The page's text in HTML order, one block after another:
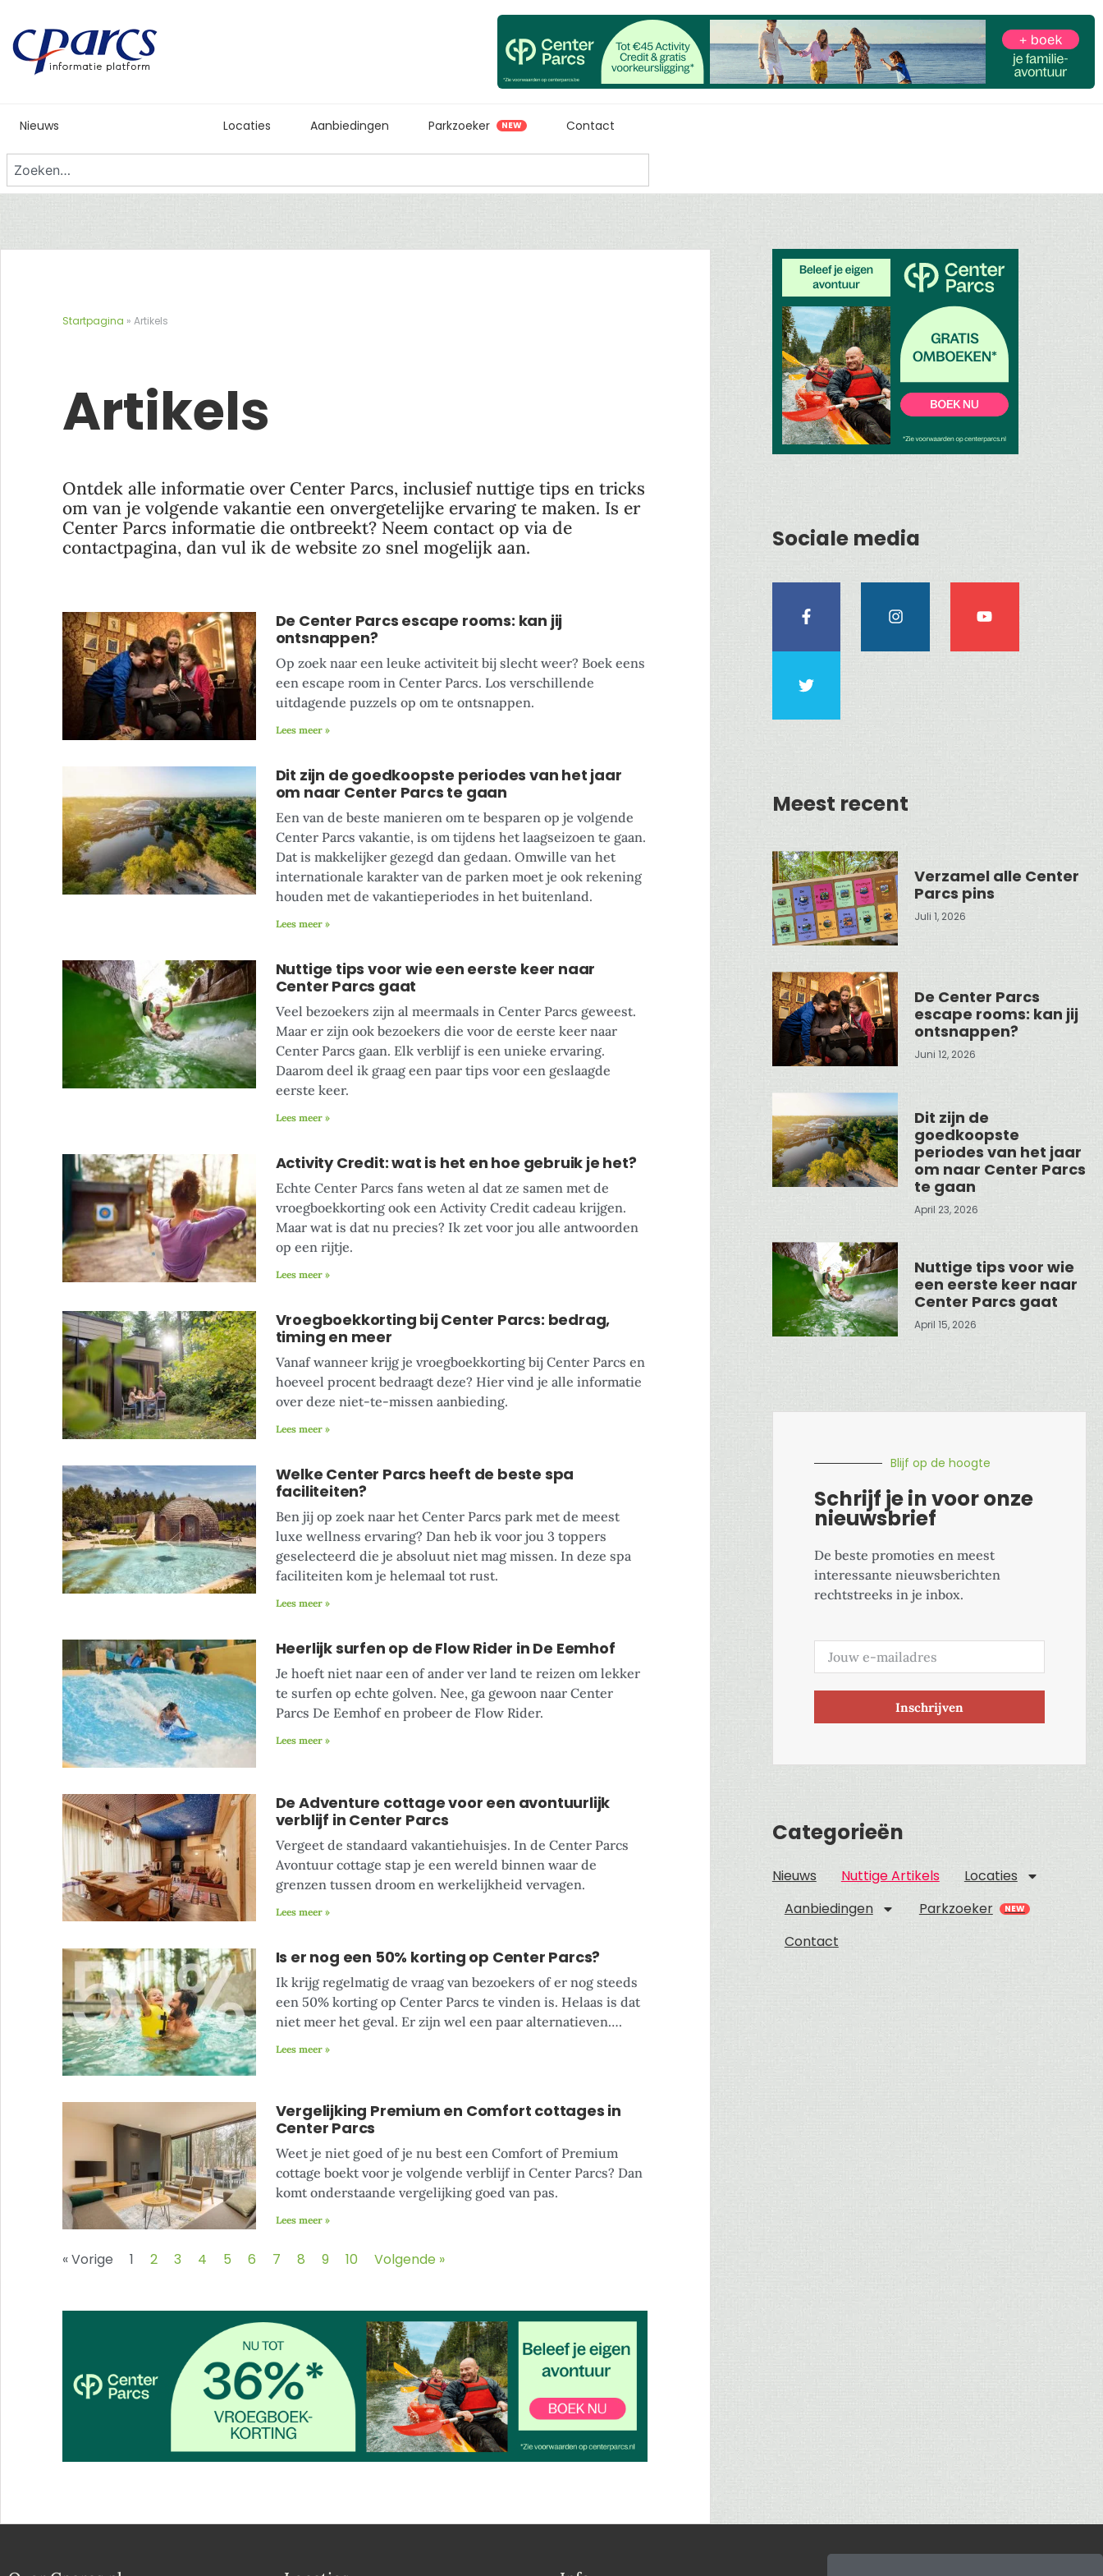
Nieuws Locaties Aanbiedingen Parkzoeker Contact
Startpagina »Artikels
Artikels
Ontdek alle informatie over Center Parcs, inclusief nuttige tips en tricks
om van je volgende vakantie een onvergetelijke ervaring te maken. Is er
Center Parcs informatie die ontbreekt? Neem contact op via de
contactpagina, dan vul ik de website zo snel mogelijk aan.
De Center Parcs escape rooms: kan jij
ontsnappen?
Op zoek naar een leuke activiteit bij slecht weer? Boek eens
een escape room in Center Parcs. Los verschillende
uitdagende puzzels op om te ontsnappen.
Lees meer »
Dit zijn de goedkoopste periodes van het jaar
om naar Center Parcs te gaan
Een van de beste manieren om te besparen op je volgende
Center Parcs vakantie, is om tijdens het laagseizoen te gaan.
Dat is makkelijker gezegd dan gedaan. Omwille van het
internationale karakter van de parken moet je ook rekening
houden met de vakantieperiodes in het buitenland.
Lees meer »
Nuttige tips voor wie een eerste keer naar
Center Parcs gaat
Veel bezoekers zijn al meermaals in Center Parcs geweest.
Maar er zijn ook bezoekers die voor de eerste keer naar
Center Parcs gaan. Elk verblijf is een unieke ervaring.
Daarom deel ik graag een paar tips voor een geslaagde
eerste keer.
Lees meer »
Activity Credit: wat is het en hoe gebruik je het?
Echte Center Parcs fans weten al dat ze samen met de
vroegboekkorting ook een Activity Credit cadeau krijgen.
Maar wat is dat nu precies? Ik zet voor jou alle antwoorden
op een rijtje.
Lees meer »
Vroegboekkorting bij Center Parcs: bedrag,
timing en meer
Vanaf wanneer krijg je vroegboekkorting bij Center Parcs en
hoeveel procent bedraagt deze? Hier vind je alle informatie
over deze niet-te-missen aanbieding.
Lees meer »
Welke Center Parcs heeft de beste spa
faciliteiten?
Ben jij op zoek naar het Center Parcs park met de meest
luxe wellness ervaring? Dan heb ik voor jou 3 toppers
geselecteerd die je absoluut niet mag missen. In deze spa
faciliteiten kom je helemaal tot rust.
Lees meer »
Heerlijk surfen op de Flow Rider in De Eemhof
Je hoeft niet naar een of ander ver land te reizen om lekker
te surfen op echte golven. Nee, ga gewoon naar Center
Parcs De Eemhof en probeer de Flow Rider.
Lees meer »
De Adventure cottage voor een avontuurlijk
verblijf in Center Parcs
Vergeet de standaard vakantiehuisjes. In de Center Parcs
Avontuur cottage stap je een wereld binnen waar de
grenzen tussen droom en werkelijkheid vervagen.
Lees meer »
Is er nog een 50% korting op Center Parcs?
Ik krijg regelmatig de vraag van bezoekers of er nog steeds
een 50% korting op Center Parcs te vinden is. Helaas is dat
niet meer het geval. Er zijn wel een paar alternatieven….
Lees meer »
Vergelijking Premium en Comfort cottages in
Center Parcs
Weet je niet goed of je nu best een Comfort of Premium
cottage boekt voor je volgende verblijf in Center Parcs? Dan
komt onderstaande vergelijking goed van pas.
Lees meer »
« Vorige 1 2 3 4 5 6 7 8 9 10 Volgende »
Sociale media
Meest recent
Verzamel alle Center
Parcs pins
Juli 1, 2026
De Center Parcs
escape rooms: kan jij
ontsnappen?
Juni 12, 2026
Dit zijn de
goedkoopste
periodes van het jaar
om naar Center Parcs
te gaan
April 23, 2026
Nuttige tips voor wie
een eerste keer naar
Center Parcs gaat
April 15, 2026
Blijf op de hoogte
Schrijf je in voor onze
nieuwsbrief
De beste promoties en meest
interessante nieuwsberichten
rechtstreeks in je inbox.
Inschrijven
Categorieën
Nieuws Nuttige Artikels
Locaties
Aanbiedingen
Parkzoeker
Contact